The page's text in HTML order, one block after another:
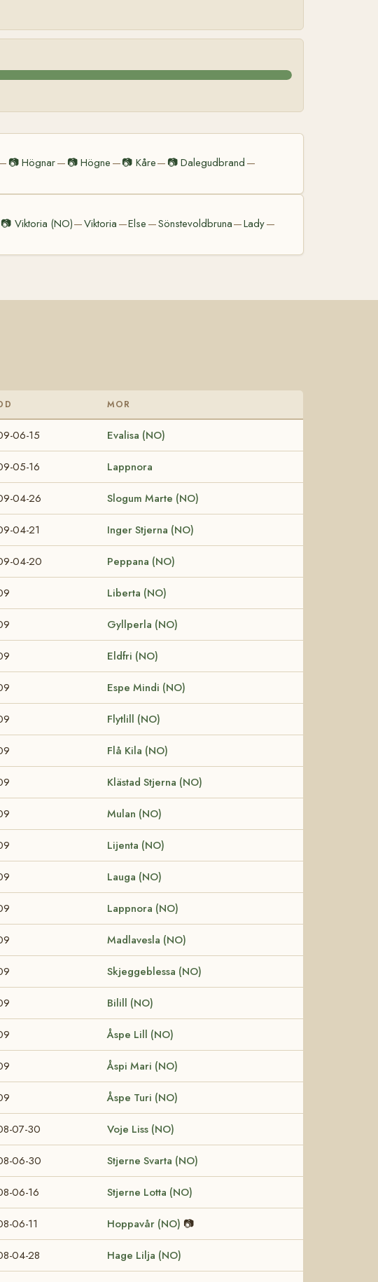
📷Högnar— 📷Högne —📷 Kåre— 📷Dalegudbrand —
📷 Viktoria (NO)—Viktoria —Else —Sönstevoldbruna—Lady—
MOR
06-15 Evalisa (NO)
05-16 Lappnora
04-26 Slogum Marte (NO)
04-21 Inger Stjerna (NO)
04-20 Peppana (NO)
Liberta (NO)
Gyllperla (NO)
Eldfri (NO)
Espe Mindi (NO)
Flytlill (NO)
Flå Kila (NO)
Klästad Stjerna (NO)
Mulan (NO)
Lijenta (NO)
Lauga (NO)
Lappnora (NO)
Madlavesla (NO)
Skjeggeblessa (NO)
Bilill (NO)
Åspe Lill (NO)
Åspi Mari (NO)
Åspe Turi (NO)
07-30 Voje Liss (NO)
06-30 Stjerne Svarta (NO)
06-16 Stjerne Lotta (NO)
06-11 Hoppavår (NO) 📷
04-28 Hage Lilja (NO)